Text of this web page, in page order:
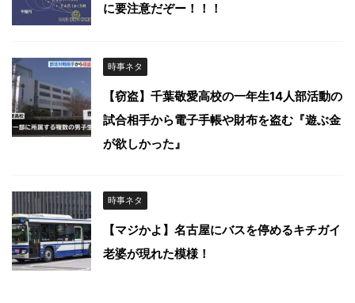
に要注意だぞー！！！
時事ネタ
【窃盗】千葉敬愛高校の一年生14人部活動の
試合相手から電子手帳や財布を盗む『遊ぶ金
が欲しかった』
時事ネタ
【マジかよ】名古屋にバスを停めるキチガイ
老婆が現れた模様！